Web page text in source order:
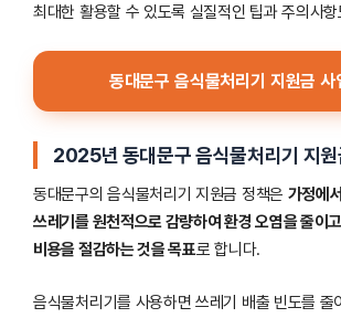
최대한 활용할 수 있도록 실질적인 팁과 주의사
동대문구 음식물처리기 지원금 사
2025년 동대문구 음식물처리기 지원
동대문구의 음식물처리기 지원금 정책은 가정에
쓰레기를 원천적으로 감량하여 환경 오염을 줄이
비용을 절감하는 것을 목표로 합니다.
음식물처리기를 사용하면 쓰레기 배출 빈도를 줄